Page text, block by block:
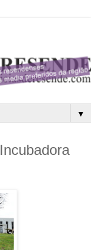
▼